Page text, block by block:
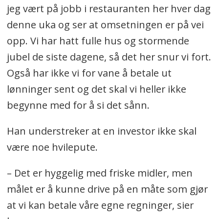
jeg vært på jobb i restauranten her hver dag
denne uka og ser at omsetningen er på vei
opp. Vi har hatt fulle hus og stormende
jubel de siste dagene, så det her snur vi fort.
Også har ikke vi for vane å betale ut
lønninger sent og det skal vi heller ikke
begynne med for å si det sånn.
Han understreker at en investor ikke skal
være noe hvilepute.
– Det er hyggelig med friske midler, men
målet er å kunne drive på en måte som gjør
at vi kan betale våre egne regninger, sier